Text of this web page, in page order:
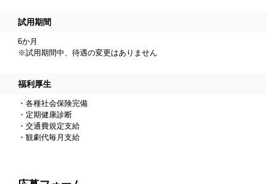
試用期間
6か月
※試用期間中、待遇の変更はありません
福利厚生
・各種社会保険完備
・定期健康診断
・交通費規定支給
・観劇代毎月支給